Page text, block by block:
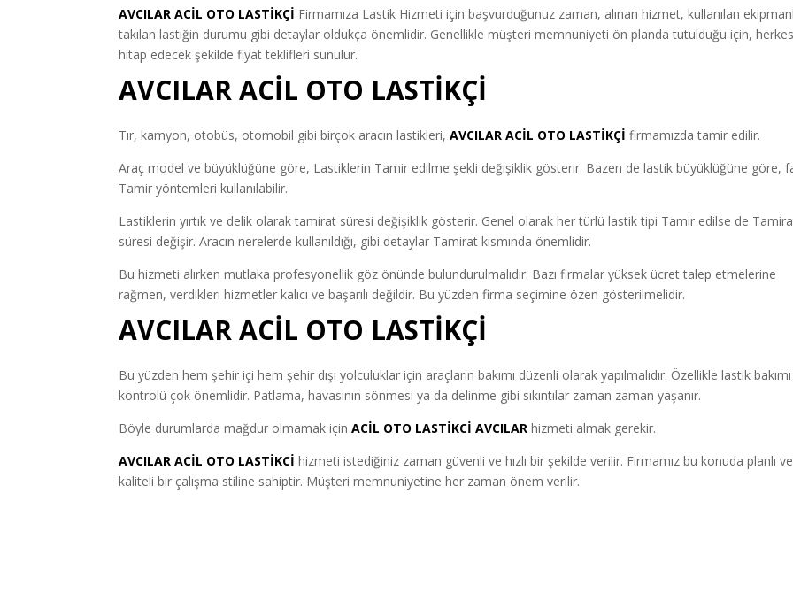
AVCILAR ACİL OTO LASTİKÇİ Firmamıza Lastik Hizmeti için başvurduğunuz zaman, alınan hizmet, kullanılan
takılan lastiğin durumu gibi detaylar oldukça önemlidir. Genellikle müşteri memnuniyeti ön planda tutulduğu için,
hitap edecek şekilde fiyat teklifleri sunulur.
AVCILAR ACİL OTO LASTİKÇİ
Tır, kamyon, otobüs, otomobil gibi birçok aracın lastikleri,AVCILAR ACİL OTO LASTİKÇİ firmamızda tamir edilir.
Araç model ve büyüklüğüne göre, Lastiklerin Tamir edilme şekli değişiklik gösterir. Bazen de lastik büyüklüğüne göre,
Tamir yöntemleri kullanılabilir.
Lastiklerin yırtık ve delik olarak tamirat süresi değişiklik gösterir. Genel olarak her türlü lastik tipi Tamir edilse de
süresi değişir. Aracın nerelerde kullanıldığı, gibi detaylar Tamirat kısmında önemlidir.
Bu hizmeti alırken mutlaka profesyonellik göz önünde bulundurulmalıdır. Bazı firmalar yüksek ücret talep etmelerine
rağmen, verdikleri hizmetler kalıcı ve başarılı değildir. Bu yüzden firma seçimine özen gösterilmelidir.
AVCILAR ACİL OTO LASTİKÇİ
Bu yüzden hem şehir içi hem şehir dışı yolculuklar için araçların bakımı düzenli olarak yapılmalıdır. Özellikle lastik
kontrolü çok önemlidir. Patlama, havasının sönmesi ya da delinme gibi sıkıntılar zaman zaman yaşanır.
Böyle durumlarda mağdur olmamak içinACİL OTO LASTİKCİ AVCILAR hizmeti almak gerekir.
AVCILAR ACİL OTO LASTİKCİ hizmeti istediğiniz zaman güvenli ve hızlı bir şekilde verilir. Firmamız bu konuda planlı ve
kaliteli bir çalışma stiline sahiptir. Müşteri memnuniyetine her zaman önem verilir.